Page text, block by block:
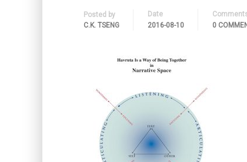
Posted by
C.K. TSENG
Date
2016-08-10
0